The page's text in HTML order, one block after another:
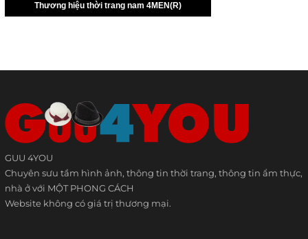
GUU 4YOU
Chuyên sưu tầm hình ảnh, thông tin thời trang, thông tin ẩm thực,
nhà ở với MỘT PHONG CÁCH
Website không có giá trị thương mại.